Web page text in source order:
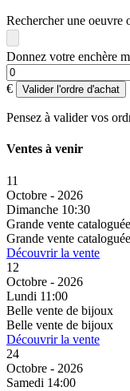
Rechercher une oeuvre
Donnez votre enchère
€ Valider l'ordre d'achat
Pensez à valider vos
Ventes à venir
11
Octobre - 2026
Dimanche 10:30
Grande vente
Grande vente
Découvrir la vente
12
Octobre - 2026
Lundi 11:00
Belle vente de bijoux
Belle vente de bijoux
Découvrir la vente
24
Octobre - 2026
Samedi 14:00